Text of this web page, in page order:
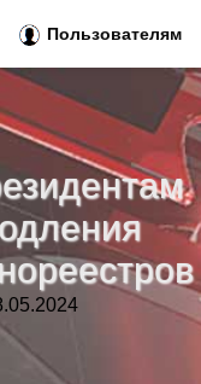
Пользователям